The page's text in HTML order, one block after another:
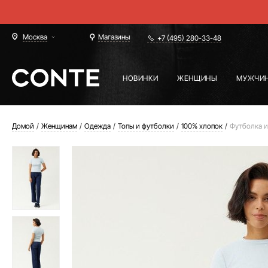
Москва Магазины +7 (495) 280-33-48
НОВИНКИ ЖЕНЩИНЫ
Домой Женщинам Одежда Топы и футболки 100% хлопок Футболка